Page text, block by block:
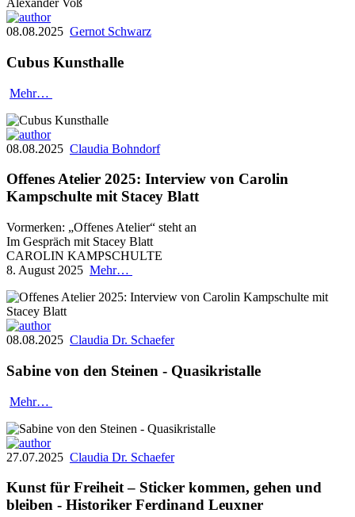
08.08.2025 Gernot Schwarz
Cubus Kunsthalle
Mehr…
08.08.2025 Claudia Bohndorf
Offenes Atelier 2025: Interview von Carolin
Kampschulte mit Stacey Blatt
Vormerken: „Offenes Atelier“ steht an
Im Gespräch mit Stacey Blatt
CAROLIN KAMPSCHULTE
8. August 2025 Mehr…
08.08.2025 Claudia Dr. Schaefer
Sabine von den Steinen - Quasikristalle
Mehr…
27.07.2025 Claudia Dr. Schaefer
Kunst für Freiheit – Sticker kommen, gehen und
bleiben - Historiker Ferdinand Leuxner